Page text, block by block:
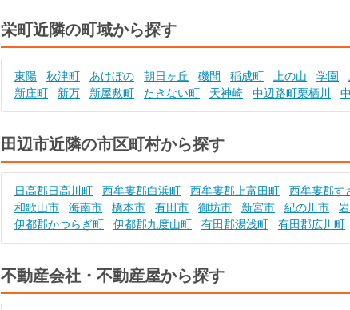
栄町近隣の町域から探す
東陽 秋津町 あけぼの 朝日ヶ丘 磯間 稲成町 上の山 学園
新庄町
新万 新屋敷町 たきない町 天神崎 中辺路町栗栖川
田辺市近隣の市区町村から探す
日高郡日高川町 西牟婁郡白浜町 西牟婁郡上富田町 西牟婁郡す
和歌山市
海南市 橋本市 有田市 御坊市 新宮市 紀の川市
伊都郡かつらぎ町
伊都郡九度山町 有田郡湯浅町 有田郡広川町
不動産会社・不動産屋から探す